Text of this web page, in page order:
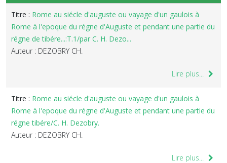
Titre : Rome au siécle d'auguste ou vayage d'un gaulois à
Rome à l'epoque du régne d'Auguste et pendant une partie du
régne de tibére...:T.1/par C. H. Dezo...
Auteur : DEZOBRY CH.
Lire plus...
Titre : Rome au siécle d'auguste ou vayage d'un gaulois à
Rome à l'epoque du régne d'Auguste et pendant une partie du
régne tibére/C. H. Dezobry.
Auteur : DEZOBRY CH.
Lire plus...